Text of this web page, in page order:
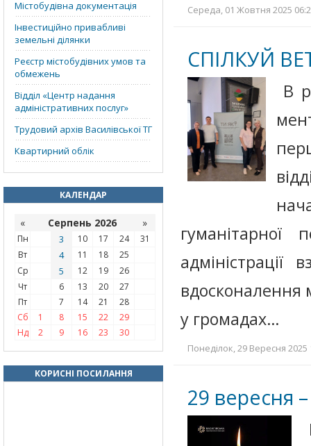
Містобудівна документація
Інвестиційно привабливі
земельні ділянки
Реєстр містобудівних умов та
обмежень
Відділ «‎Центр надання
адміністративних послуг»
Трудовий архів Василівської ТГ
Квартирний облік
КАЛЕНДАР
« Серпень 2026 »
Пн 3 10 17 24
31
Вт
4 11 18
25
Ср
5 12 19
26
Чт
6 13 20
27
Пт
7 14 21
28
Сб
1 8 15 22
29
Нд
2 9 16 23 30
КОРИСНІ ПОСИЛАННЯ
Середа, 01 Жовтня 2025
СПІЛКУЙ
В
гуманітарної
вдосконалення
у громадах…
Понеділок, 29 Вересня
29 вересня